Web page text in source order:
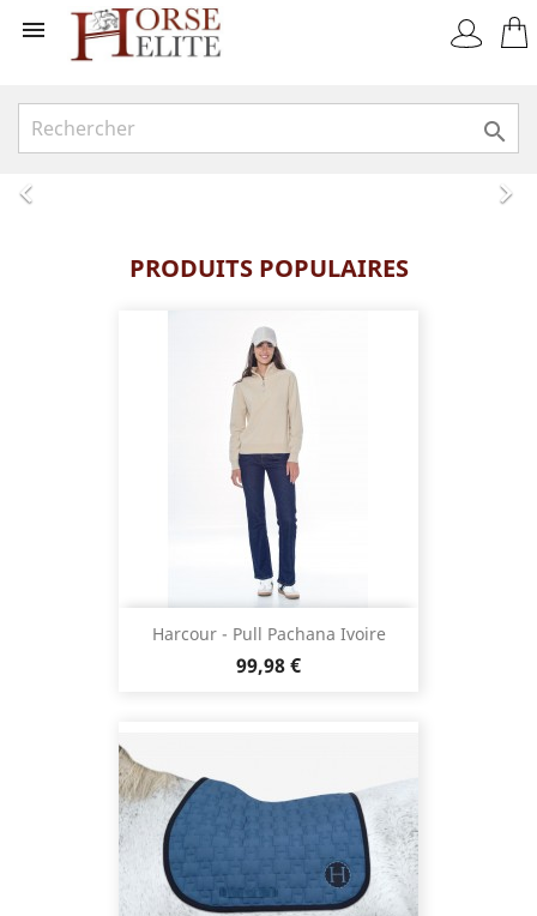


BIENVENUE CHEZ
 
PRODUITS POPULAIRES
Harcour - Pull Pachana Ivoire
Prix
99,98 €